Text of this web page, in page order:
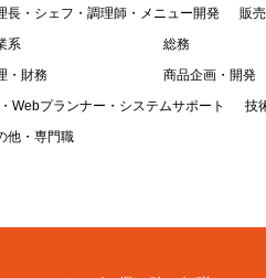
長・シェフ・調理師・メニュー開発
販
系
総務
・財務
商品企画・開発
Webプランナー・システムサポート
技
他・専門職